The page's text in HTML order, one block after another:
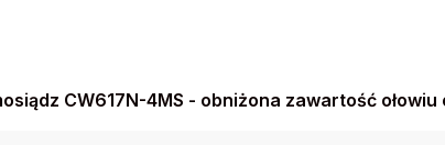
CW617N-4MS - obniżona zawartość ołowiu